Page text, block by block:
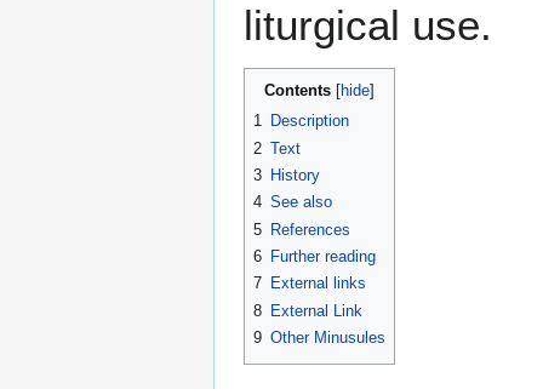
liturgical use.
Contents
1 Description
2 Text
3 History
4 See also
5 References
6 Further reading
7 External links
8 External Link
9 Other Minusules